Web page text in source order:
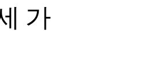
가